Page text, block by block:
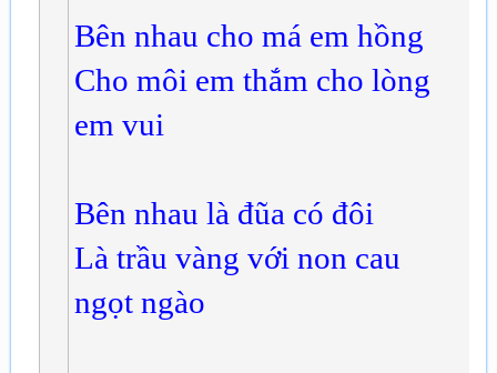
Bên nhau cho má em hồng
Cho môi em thắm cho lòng
em vui
Bên nhau là đũa có đôi
Là trầu vàng với non cau
ngọt ngào